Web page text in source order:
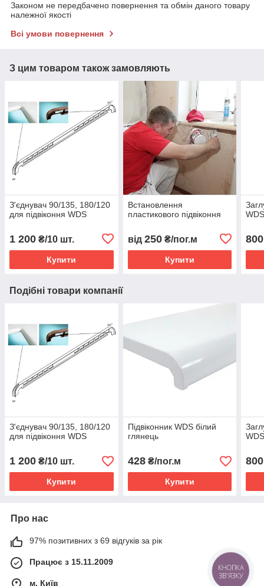
Законом не передбачено повернення та обмін даного товару
належної якості
Всі умови повернення
З цим товаром також замовляють
З'єднувач 90/135, 180/120
для підвіконня WDS
1 200 ₴/10 шт.
Купити
Встановлення
пластикового підвіконня
від 250₴/пог.м
Купити
800
Подібні товари компанії
З'єднувач 90/135, 180/120
для підвіконня WDS
1 200 ₴/10 шт.
Купити
Підвіконник WDS білий
глянець
428₴/пог.м
Купити
800
Про нас
97% позитивних з 69 відгуків за рік
Працює з 15.11.2009
м. Київ
КНОПКА
ЗВ'ЯЗКУ